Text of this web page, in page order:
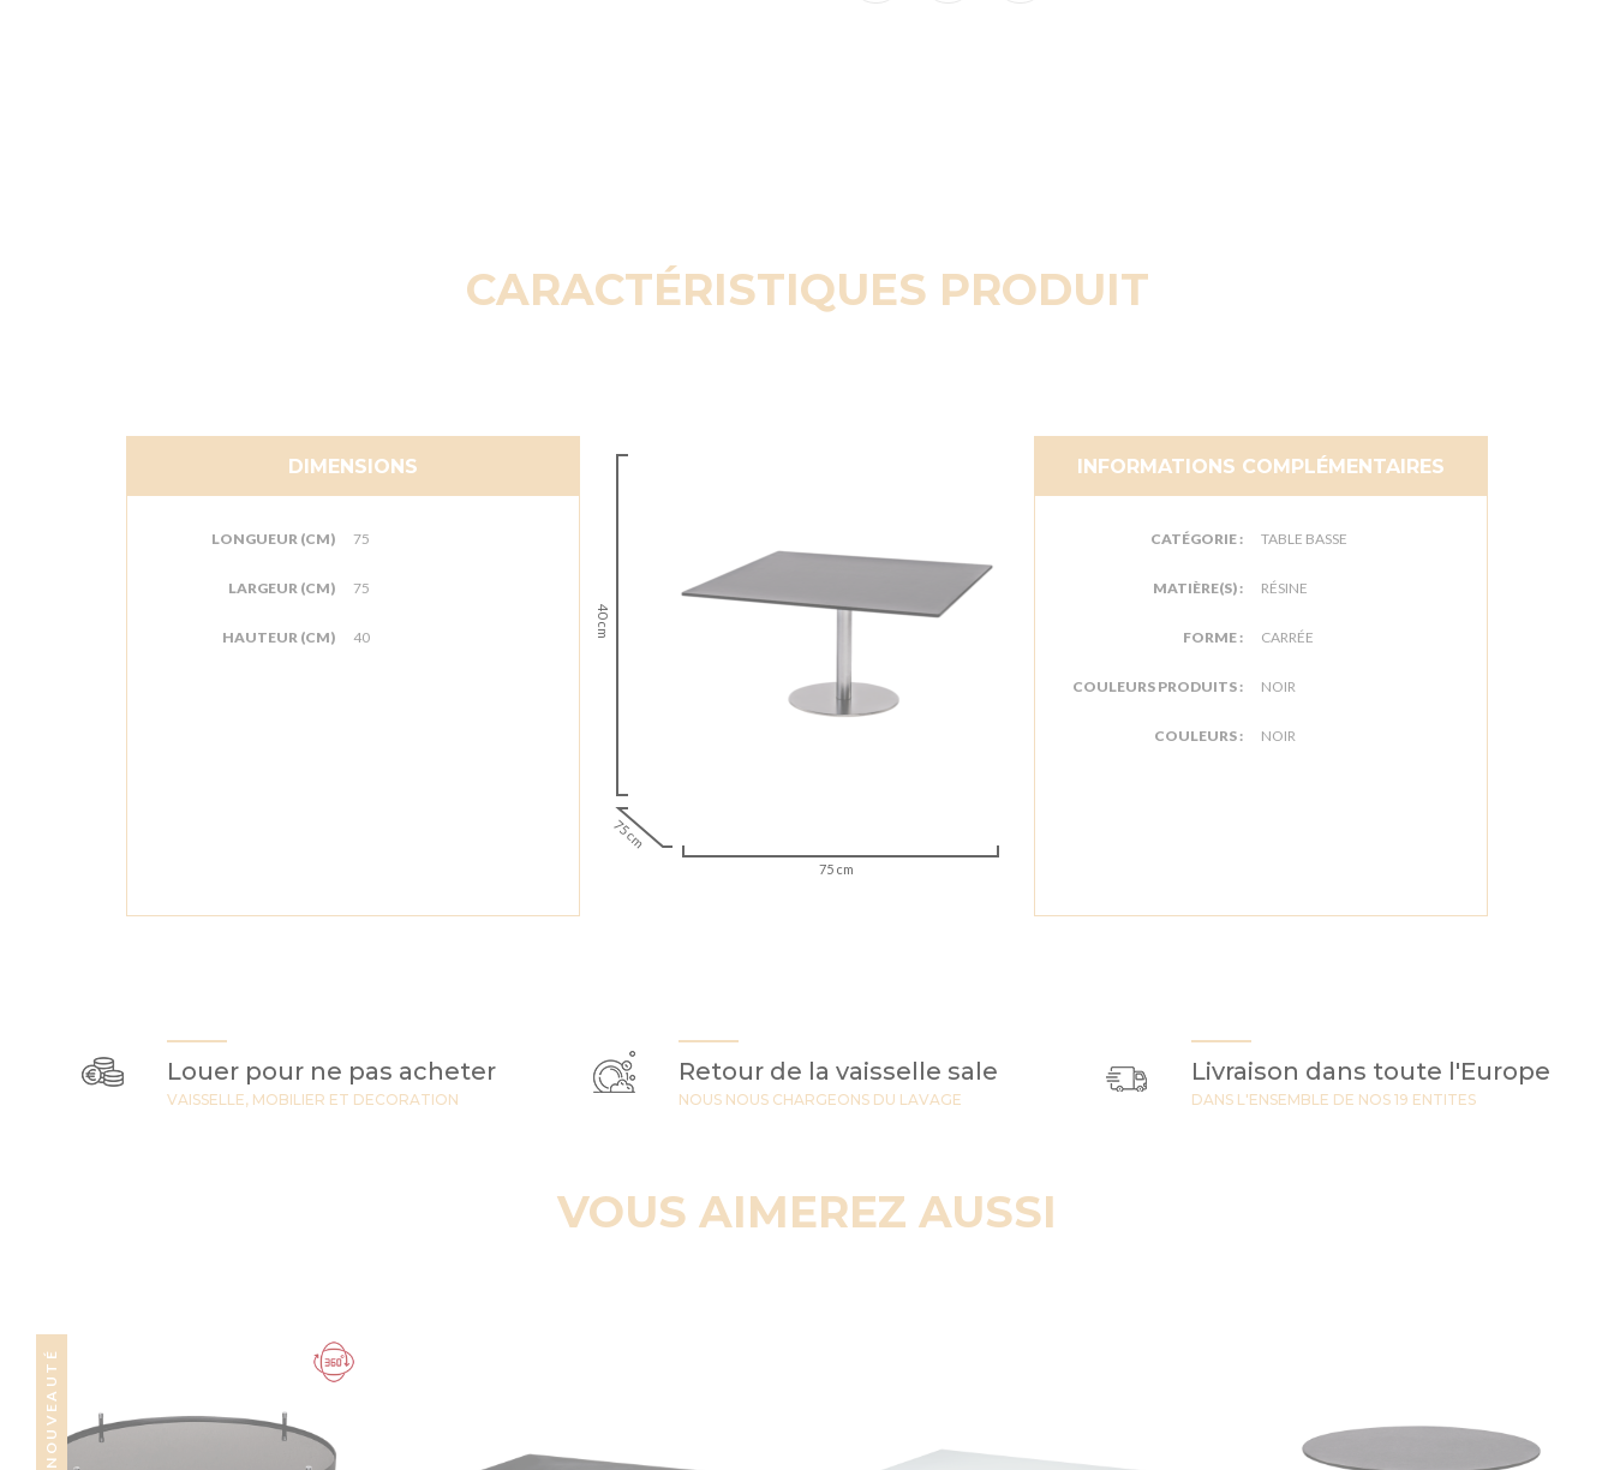
CARACTÉRISTIQUES PRODUIT
DIMENSIONS
LONGUEUR (CM) 75
LARGEUR (CM) 75
HAUTEUR (CM) 40 40 cm
75 cm
75 cm
INFORMATIONS COMPLÉMENTAIRES
CATÉGORIE : TABLE BASSE
MATIÈRE(S) : RÉSINE
FORME : CARRÉE
COULEURS PRODUITS : NOIR
COULEURS : NOIR
Louer pour ne pas acheter
VAISSELLE, MOBILIER ET DECORATION
Retour de la vaisselle sale
NOUS NOUS CHARGEONS DU LAVAGE
Livraison dans toute l'Europe
DANS L'ENSEMBLE DE NOS 19 ENTITES
VOUS AIMEREZ AUSSI
NOUVEAUTÉ